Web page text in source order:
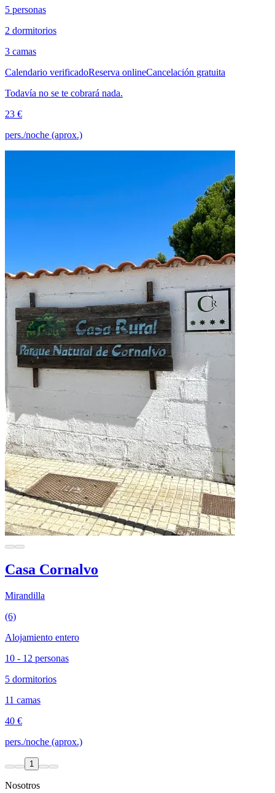
5 personas
2 dormitorios
3 camas
Calendario verificadoReserva onlineCancelación gratuita
Todavía no se te cobrará nada.
23 €
pers./noche (aprox.)
Casa Cornalvo
Mirandilla
(6)
Alojamiento entero
10 - 12 personas
5 dormitorios
11 camas
40 €
pers./noche (aprox.)
1
Nosotros